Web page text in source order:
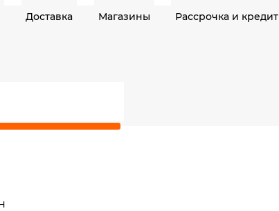
Доставка Магазины Рассрочка и кредит